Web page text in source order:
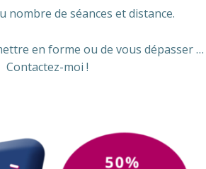
nombre de séances et distance.
en forme ou de vous dépasser …
Contactez-moi !